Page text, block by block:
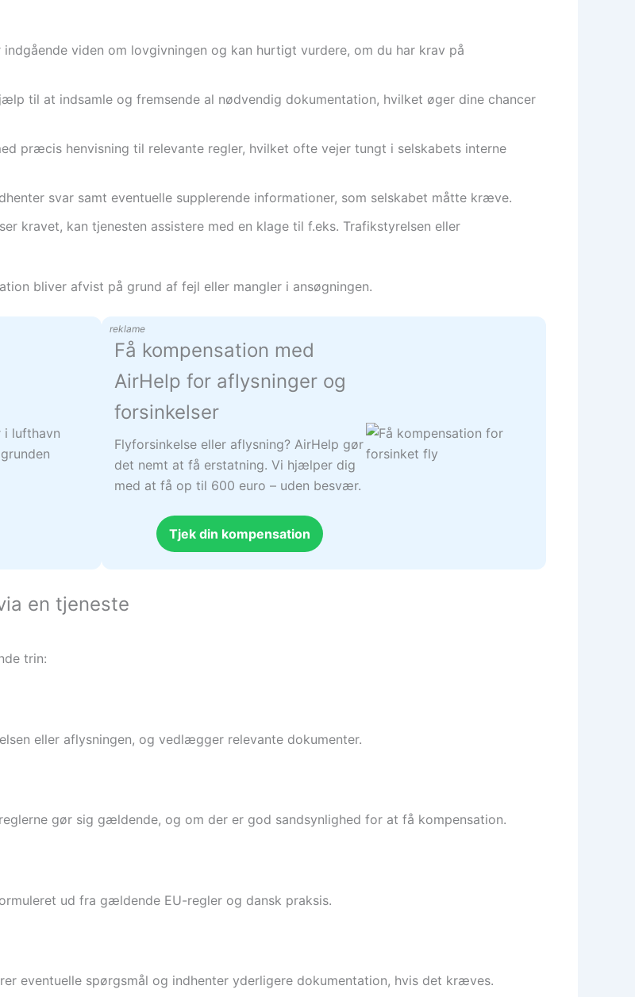
indgående viden om lovgivningen og kan hurtigt vurdere, om du har krav på
til at indsamle og fremsende al nødvendig dokumentation, hvilket øger dine chancer
præcis henvisning til relevante regler, hvilket ofte vejer tungt i selskabets interne
svar samt eventuelle supplerende informationer, som selskabet måtte kræve.
kravet, kan tjenesten assistere med en klage til f.eks. Trafikstyrelsen eller
bliver afvist på grund af fejl eller mangler i ansøgningen.
reklame
Få kompensation med
AirHelp for aflysninger og
forsinkelser
Flyforsinkelse eller aflysning? AirHelp gør
det nemt at få erstatning. Vi hjælper dig
med at få op til 600 euro – uden besvær.
Tjek din kompensation
en tjeneste
trin:
eller aflysningen, og vedlægger relevante dokumenter.
gør sig gældende, og om der er god sandsynlighed for at få kompensation.
ud fra gældende EU-regler og dansk praksis.
eventuelle spørgsmål og indhenter yderligere dokumentation, hvis det kræves.